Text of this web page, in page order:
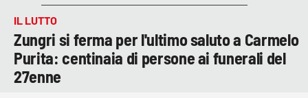
IL LUTTO
Zungri si ferma per l'ultimo saluto a Carmelo
Purita: centinaia di persone ai funerali del
27enne